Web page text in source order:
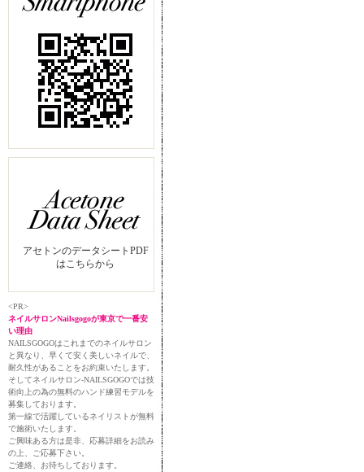
アセトンのデータシートPDF
はこちらから
<PR>
ネイルサロンNailsgogoが東京で一番安
い理由
NAILSGOGOはこれまでのネイルサロン
と異なり、早くて安く美しいネイルで、
耐久性があることをお約束いたします。
そしてネイルサロン-NAILSGOGOでは技
術向上の為の無料のハンド練習モデルを
募集しております。
第一線で活躍しているネイリストが無料
で施術いたします。
ご興味ある方は是非、応募詳細をお読み
の上、ご応募下さい。
ご連絡、お待ちしております。